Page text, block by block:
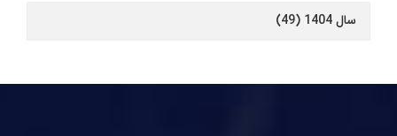
سال 1404 (49)